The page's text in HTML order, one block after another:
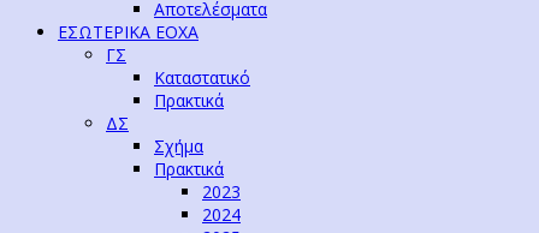
Αποτελέσματα
ΕΣΩΤΕΡΙΚΑ ΕΟΧΑ
ΓΣ
Καταστατικό
Πρακτικά
ΔΣ
Σχήμα
Πρακτικά
2023
2024